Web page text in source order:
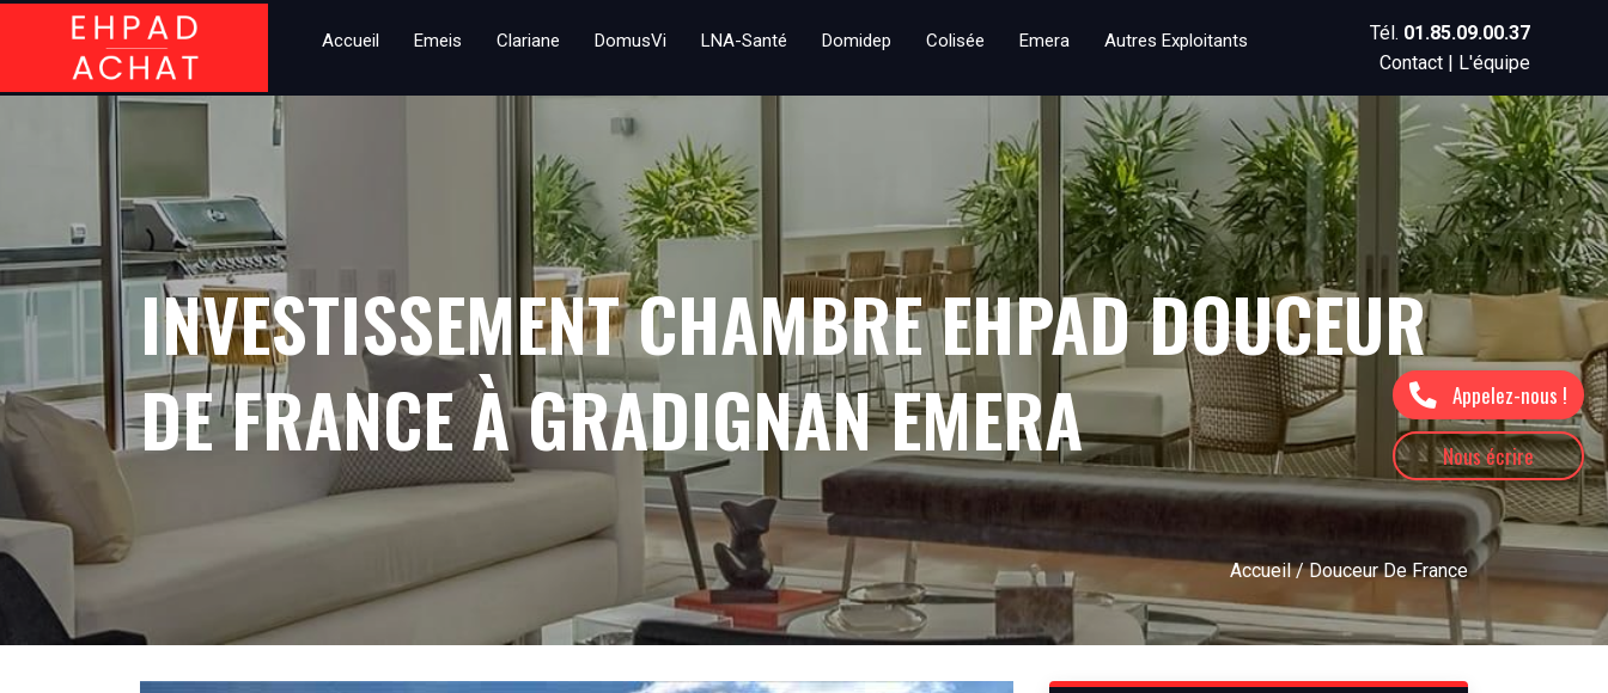
Appelez-nous !
Nous écrire
Accueil Emeis Clariane DomusVi LNA-Santé Domidep Colisée Emera Autres Exploitants Tél. 01.85.09.00.37
Contact | L'équipe
INVESTISSEMENT CHAMBRE EHPAD DOUCEUR
DE FRANCE À GRADIGNAN EMERA
Accueil/ Douceur De France